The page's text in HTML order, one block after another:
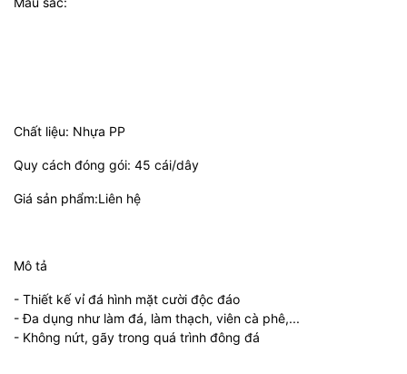
Chất liệu: Nhựa PP
Quy cách đóng gói: 45 cái/dây
Giá sản phẩm:Liên hệ
Mô tả
- Thiết kế vỉ đá hình mặt cười độc đáo
- Đa dụng như làm đá, làm thạch, viên cà phê,...
- Không nứt, gãy trong quá trình đông đá